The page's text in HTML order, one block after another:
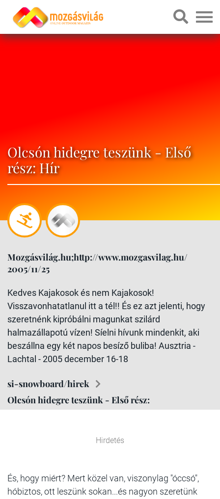
Olcsón hidegre teszünk - Első
rész: Hír
Mozgásvilág.hu;http://www.mozgasvilag.hu/
2005/11/25
Kedves Kajakosok és nem Kajakosok!
Visszavonhatatlanul itt a tél!! És ez azt jelenti, hogy
szeretnénk kipróbálni magunkat szilárd
halmazállapotú vízen! Síelni hívunk mindenkit, aki
beszállna egy két napos besíző buliba! Ausztria -
Lachtal - 2005 december 16-18
si-snowboard/hirek
Olcsón hidegre teszünk - Első rész:
Hirdetés
És, hogy miért? Mert közel van, viszonylag "óccsó",
hóbiztos, ott leszünk sokan...és nagyon szeretünk